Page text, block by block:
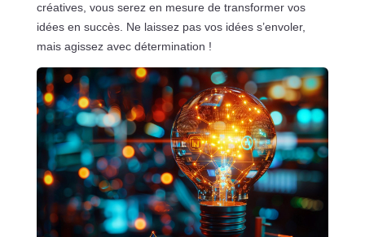
créatives, vous serez en mesure de transformer vos
idées en succès. Ne laissez pas vos idées s’envoler,
mais agissez avec détermination !